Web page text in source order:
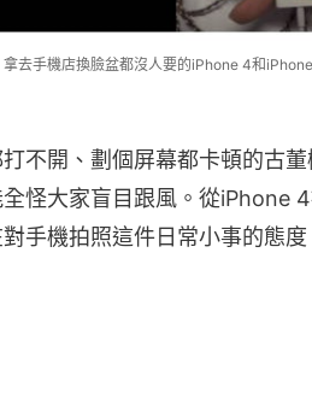
去手機店換臉盆都沒人要的iPhone 4和
不開、劃個屏幕都卡頓的古
怪大家盲目跟風。從iPhone
手機拍照這件日常小事的態